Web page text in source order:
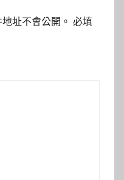
址不會公開。 必填